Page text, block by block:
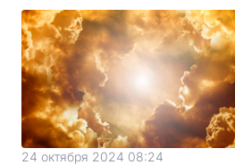
24 октября 2024 08:24